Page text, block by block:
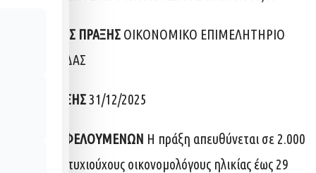
ΔΙΚΑΙΟΥΧΟΣ ΠΡΑΞΗΣ ΟΙΚΟΝΟΜΙΚΟ ΕΠΙΜΕΛΗΤΗΡΙΟ
ΤΗΣ ΕΛΛΑΔΑΣ
ΛΗΞΗ ΠΡΑΞΗΣ31/12/2025
ΟΜΑΔΑ ΩΦΕΛΟΥΜΕΝΩΝ Η πράξη απευθύνεται σε 2.000
άνεργους πτυχιούχους οικονομολόγους ηλικίας έως 29